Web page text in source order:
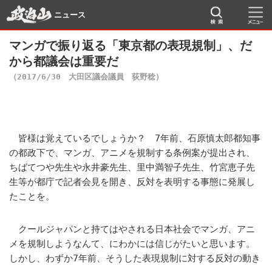
ニュース
マンガで振り返る「東京都の表現規制」、だ
から都議会は重要だ
（2017/6/30 大田区議会議員 荻野稔）
皆様は覚えているでしょうか？ 7年前、石原慎太郎都知事
の都政下で、マンガ、アニメを規制する条例案が提出され、
ちばてつや先生や永井豪先生、里中満智子先生、竹宮恵子先
生等が都庁で記者会見を開き、反対を表明する事態に発展し
たことを。
クールジャパンと持てはやされる日本社会でマンガ、アニ
メを規制しようなんて、にわかには信じがたいと思います。
しかし、わずか7年前、そうした表現規制に対する反対の動き